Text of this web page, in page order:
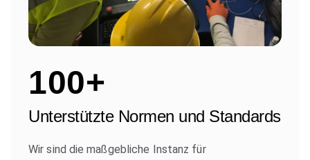
100+
Unterstützte Normen und Standards
Wir sind die maßgebliche Instanz für